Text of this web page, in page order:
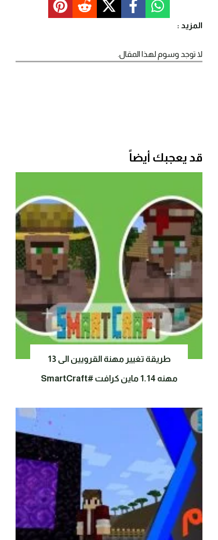
المزيد :
لا توجد وسوم لهذا المقال.
قد يعجبك أيضاً
طريقة تغيير مهنة القرويين الى 13
مهنه 1.14 ماين كرافت #SmartCraft